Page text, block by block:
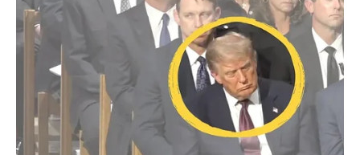
Ova osoba može biti drugačija od svih koje ste do sada
upoznali – i upravo zbog toga će vas osvojiti.
Jarac
Jarčevi su znak koji konačno dobija ljubav o kojoj je dugo
sanjao.